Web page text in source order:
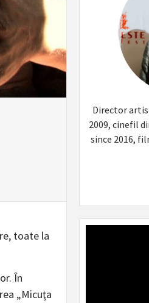
toate la
În
„Micuţa
Director
2009, cinefil
since 2016,